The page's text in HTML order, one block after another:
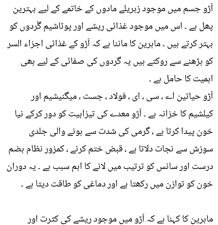
آڑو جسم میں موجود زہریلے مادوں کے خاتمے کے لیے بہترین
پھل ہے ۔ اس میں موجود غذائی ریشے اور پوٹاشیم گُردوں کو
بہتر کرتے ہیں ۔ ماہرین کا ماننا ہے کہ آڑو کے غذائی اجزاء السر
کو بڑھنے سے روکتے ہیں یہ گردوں کی صفائی کے لیے بھی
اہمیت کا حامل ہے ۔
آڑو حیاتین اے ، سی ، ای ، فولاد ، جست ، میگنیشیم اور
کیلشیم کا خزانہ ہے ۔ آڑو معدے کی تیزابیت کو دور کرکے نیا
خون پیدا کرتا ہے ، گرمی کی شدت سے ہونے والی جلدی
سوزش سے نجات دلاتا ہے ، قبض ختم کرنے ، کمزور نظام ہضم
درست اور سانس کو ترتیب میں لانے کا اہم سبب ہے ۔ یہ دوران
خون کو توازن میں رکھتا ہے اور دماغی کو طاقت دیتا ہے ۔
ماہرین کا کہنا ہے کہ آڑو میں موجود ریشے کی کثرت اور